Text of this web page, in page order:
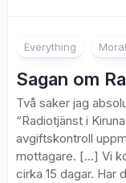
Everything
Sagan om
Två saker jag
“Radiotjänst i
avgiftskontroll
mottagare. […] Vi
cirka 15 dagar. Har